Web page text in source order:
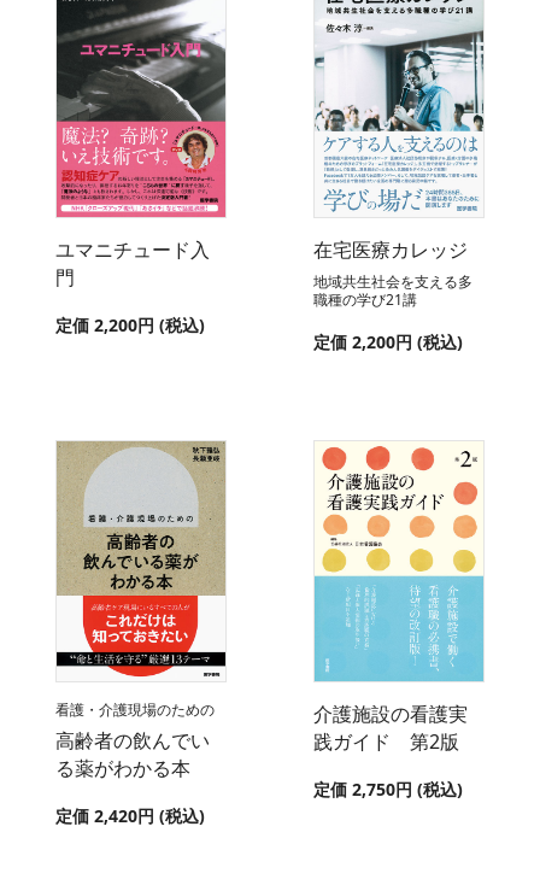
ユマニチュード入
門
定価 2,200円 (税込)
在宅医療カレッジ
地域共生社会を支える多
職種の学び21講
定価 2,200円 (税込)
看護・介護現場のための
高齢者の飲んでい
る薬がわかる本
定価 2,420円 (税込)
介護施設の看護実
践ガイド 第2版
定価 2,750円 (税込)